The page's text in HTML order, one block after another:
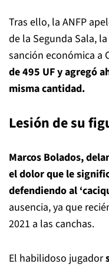
Tras ello, la ANFP
de la Segunda Sala,
sanción económica a
de 495 UF y agregó
misma cantidad.
Lesión de su
Marcos Bolados,
el dolor que le
defendiendo al
ausencia, ya que
2021 a las canchas.
El habilidoso jugador